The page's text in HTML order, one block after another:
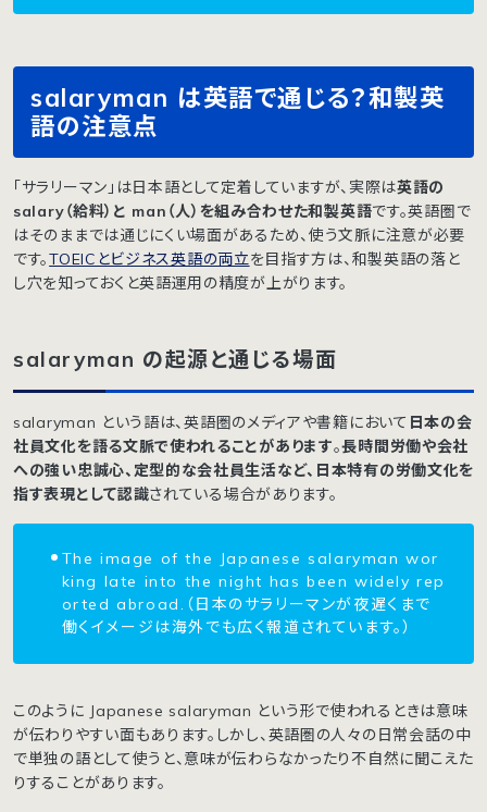
salaryman は英語で通じる？和製英
語の注意点
「サラリーマン」は日本語として定着していますが、実際は英語の
salary（給料）と man（人）を組み合わせた和製英語です。英語圏で
はそのままでは通じにくい場面があるため、使う文脈に注意が必要
です。TOEICとビジネス英語の両立を目指す方は、和製英語の落と
し穴を知っておくと英語運用の精度が上がります。
salaryman の起源と通じる場面
salaryman という語は、英語圏のメディアや書籍において 日本の会
社員文化を語る文脈で使われることがあります。長時間労働や会社
への強い忠誠心、定型的な会社員生活など、日本特有の労働文化を
指す表現として認識されている場合があります。
The image of the Japanese salaryman wor
king late into the night has been widely rep
orted abroad.（日本のサラリーマンが夜遅くまで
働くイメージは海外でも広く報道されています。）
このように Japanese salaryman という形で使われるときは意味
が伝わりやすい面もあります。しかし、英語圏の人々の日常会話の中
で単独の語として使うと、意味が伝わらなかったり不自然に聞こえた
りすることがあります。